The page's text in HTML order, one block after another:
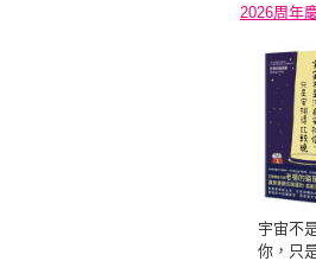
2026周年
宇宙不
你，只